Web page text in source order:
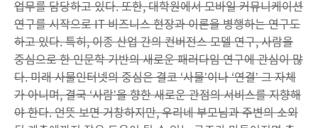
업무를 담당하고 있다. 또한, 대학원에서 모바일 커뮤니케이션
연구를 시작으로 IT 비즈니스 현장과 이론을 병행하는 연구도
하고 있다. 특히, 이종 산업 간의 컨버전스 모델 연구, 사람을
중심으로 한 인문학 기반의 새로운 패러다임 연구에 관심이 많
다. 미래 사물인터넷의 중심은 결코 ‘사물ʼ이나 ‘연결ʼ 그 자체
가 아니며, 결국 ‘사람ʼ을 향한 새로운 관점의 서비스를 지향해
야 한다. 언뜻 보면 거창하지만, 우리네 부모님과 주변의 소외